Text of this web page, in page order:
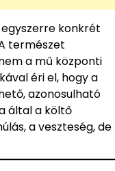
konkrét
természet
a mű központi
éri el, hogy a
azonosulható
által a költő
a veszteség, de